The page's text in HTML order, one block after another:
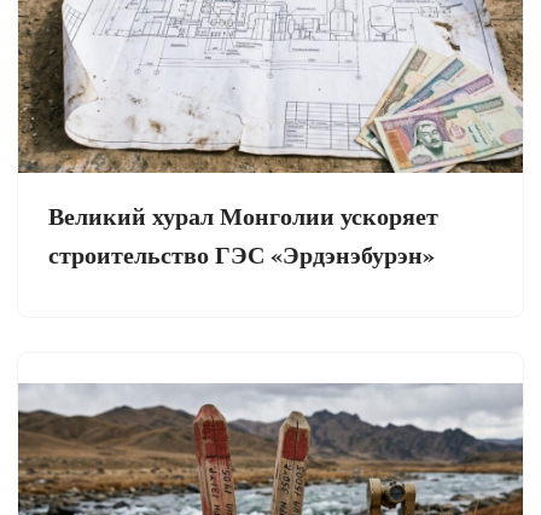
Великий хурал Монголии ускоряет
строительство ГЭС «Эрдэнэбурэн»